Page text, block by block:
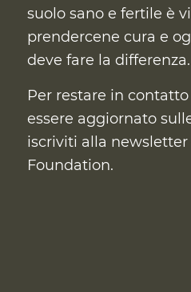
suolo sano e fertile è
prendercene cura e
deve fare la differenza.
Per restare in
essere aggiornato
iscriviti alla newsletter
Foundation.